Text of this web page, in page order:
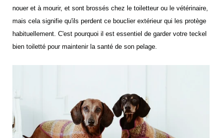
nouer et à mourir, et sont brossés chez le toiletteur ou le vétérinaire,
mais cela signifie qu'ils perdent ce bouclier extérieur qui les protège
habituellement. C'est pourquoi il est essentiel de garder votre teckel
bien toiletté pour maintenir la santé de son pelage.